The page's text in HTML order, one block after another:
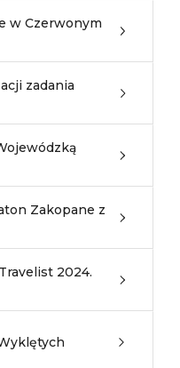
w Czerwonym
zadania
Zakopane z
2024.